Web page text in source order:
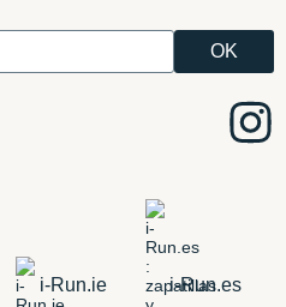
i-Run.ie i-Run.es